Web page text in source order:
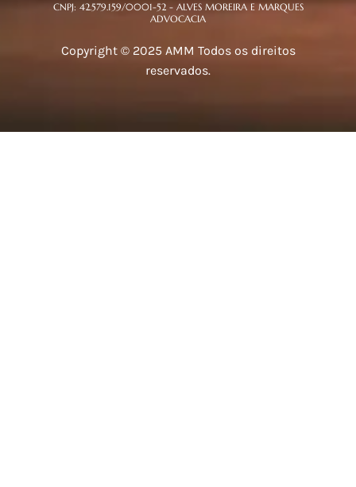
CNPJ: 42.579.159/0001-52 - ALVES MOREIRA E MARQUES
ADVOCACIA
Copyright © 2025 AMM Todos os direitos
reservados.